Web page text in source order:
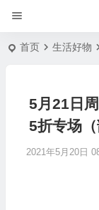
首页 生活好物
5月21日
5折专场（
2021年5月20日